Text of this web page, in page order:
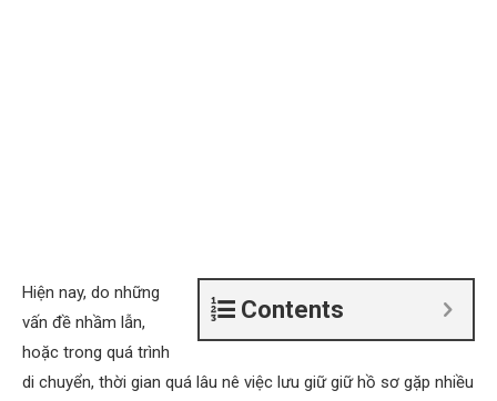
Contents
Hiện nay, do những
vấn đề nhầm lẫn,
hoặc trong quá trình
di chuyển, thời gian quá lâu nê việc lưu giữ giữ hồ sơ gặp nhiều